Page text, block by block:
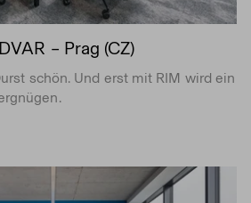
– Prag (CZ)
schön. Und erst mit RIM wird ein